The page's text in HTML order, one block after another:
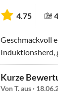
4.75 4
Geschmackvoll
Induktionsherd,
Kurze
Von T. aus ·